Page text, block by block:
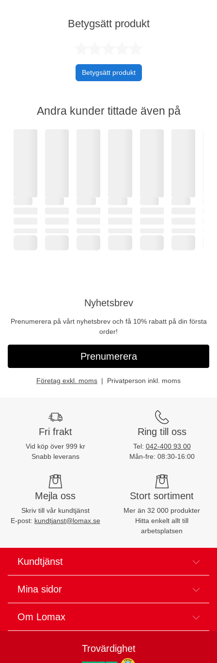
Betygsätt produkt
Betygsätt produkt
Andra kunder tittade även på
Nyhetsbrev
Prenumerera på vårt nyhetsbrev och få 10% rabatt på din första
order!
Prenumerera
Företag exkl. moms Privatperson inkl. moms
Fri frakt
Vid köp över 999 kr
Snabb leverans
Ring till oss
Tel: 042-400 93 00
Mån-fre: 08:30-16:00
Mejla oss
Skriv till vår kundtjänst
E-post: kundtjanst@lomax.se
Stort sortiment
Mer än 32 000 produkter
Hitta enkelt allt till
arbetsplatsen
Kundtjänst
Mina sidor
Om Lomax
Trovärdighet